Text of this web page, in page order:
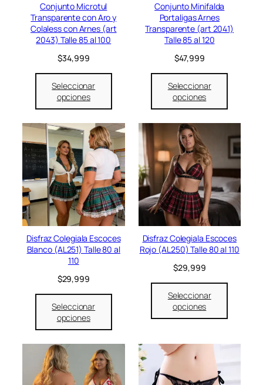
Conjunto Microtul
Transparente con Aro y
Colaless con Arnes (art
2043) Talle 85 al 100
$34,999
Seleccionar
opciones
Conjunto Minifalda
Portaligas Arnes
Transparente (art 2041)
Talle 85 al 120
$47,999
Seleccionar
opciones
Disfraz Colegiala Escoces
Blanco (AL251) Talle 80 al
110
$29,999
Seleccionar
opciones
Disfraz Colegiala Escoces
Rojo (AL250) Talle 80 al 110
$29,999
Seleccionar
opciones